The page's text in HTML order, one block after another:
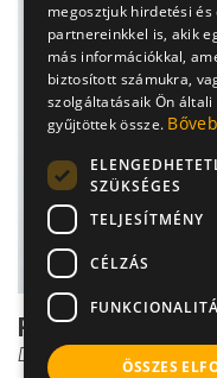
Rákmegelőzés
Dr. Borbényi Erika
megosztjuk hirdetési és
partnereinkkel is, akik
más információkkal,
biztosított számukra,
szolgáltatásaik Ön általi
gyűjtöttek össze.
SZÜKSÉGES
TELJESÍTMÉNY
CÉLZÁS
ÖSSZES